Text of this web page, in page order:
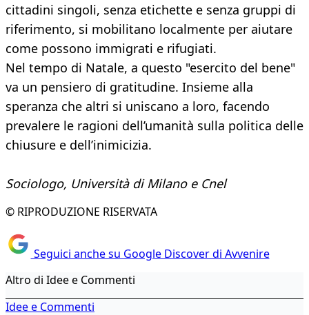
cittadini singoli, senza etichette e senza gruppi di
riferimento, si mobilitano localmente per aiutare
come possono immigrati e rifugiati.
Nel tempo di Natale, a questo "esercito del bene"
va un pensiero di gratitudine. Insieme alla
speranza che altri si uniscano a loro, facendo
prevalere le ragioni dell’umanità sulla politica delle
chiusure e dell’inimicizia.
Sociologo, Università di Milano e Cnel
© RIPRODUZIONE RISERVATA
Seguici anche su Google Discover di Avvenire
Altro di Idee e Commenti
Idee e Commenti